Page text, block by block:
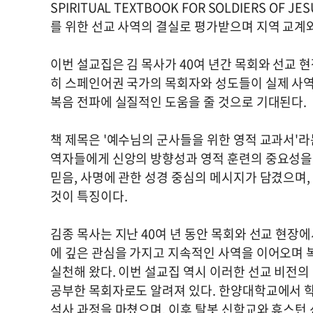
SPIRITUAL TEXTBOOK FOR SOLDIERS OF
를 위한 선교 사역의 결실로 평가받으며 지역 교
이번 설교집은 김 목사가 40여 년간 목회와 선교
히 스페인어권 국가의 목회자와 성도들이 실제
복음 전파에 실질적인 도움을 줄 것으로 기대된다.
책 제목은 '예수님의 군사들을 위한 영적 교과서'
역자들에게 신앙의 방향성과 영적 훈련의 중요성
믿음, 사명에 관한 성경 중심의 메시지가 담겼으
것이 특징이다.
김종 목사는 지난 40여 년 동안 목회와 선교 현장
에 깊은 관심을 가지고 지속적인 사역을 이어오
실천해 왔다. 이번 설교집 역시 이러한 선교 비전
공부한 목회자로도 알려져 있다. 한양대학교에서
석사 과정을 마쳤으며, 이후 탈봇 신학교와 휴스